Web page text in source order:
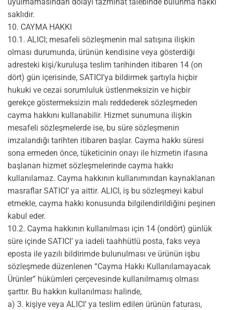
saklıdır.
10. CAYMA HAKKI
10.1. ALICI; mesafeli sözleşmenin mal satışına ilişkin
olması durumunda, ürünün kendisine veya gösterdiği
adresteki kişi/kuruluşa teslim tarihinden itibaren 14 (on
dört) gün içerisinde, SATICI’ya bildirmek şartıyla hiçbir
hukuki ve cezai sorumluluk üstlenmeksizin ve hiçbir
gerekçe göstermeksizin malı reddederek sözleşmeden
cayma hakkını kullanabilir. Hizmet sunumuna ilişkin
mesafeli sözleşmelerde ise, bu süre sözleşmenin
imzalandığı tarihten itibaren başlar. Cayma hakkı süresi
sona ermeden önce, tüketicinin onayı ile hizmetin ifasına
başlanan hizmet sözleşmelerinde cayma hakkı
kullanılamaz. Cayma hakkının kullanımından kaynaklanan
masraflar SATICI’ ya aittir. ALICI, iş bu sözleşmeyi kabul
etmekle, cayma hakkı konusunda bilgilendirildiğini peşinen
kabul eder.
10.2. Cayma hakkının kullanılması için 14 (ondört) günlük
süre içinde SATICI’ ya iadeli taahhütlü posta, faks veya
eposta ile yazılı bildirimde bulunulması ve ürünün işbu
sözleşmede düzenlenen “Cayma Hakkı Kullanılamayacak
Ürünler” hükümleri çerçevesinde kullanılmamış olması
şarttır. Bu hakkın kullanılması halinde,
a) 3. kişiye veya ALICI’ ya teslim edilen ürünün faturası,